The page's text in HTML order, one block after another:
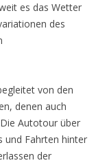
es das Wetter
des
von den
denen auch
Autotour über
und Fahrten hinter
der